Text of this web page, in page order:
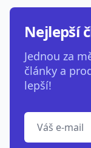
Nejlepší
Jednou za
články a
lepší!